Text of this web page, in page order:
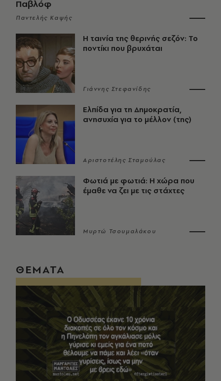
Παβλόφ
Παντελής Καψής
Η ταινία της θερινής σεζόν: Το
ποντίκι που βρυχάται
Γιάννης Στεφανίδης
Ελπίδα για τη Δημοκρατία,
ανησυχία για το μέλλον (της)
Αριστοτέλης Σταμούλας
Φωτιά με φωτιά: Η χώρα που
έμαθε να ζει με τις στάχτες
Μυρτώ Τσουμαλάκου
ΘΕΜΑΤΑ